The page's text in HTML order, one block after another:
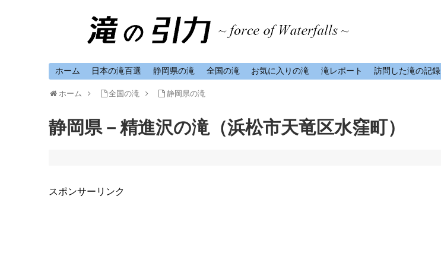
ホーム 日本の滝百選 静岡県の滝 全国の滝 お気に入りの滝 滝レポート 訪問した滝の記録
ホーム 全国の滝 静岡県の滝
静岡県－精進沢の滝（浜松市天竜区水窪町）
スポンサーリンク